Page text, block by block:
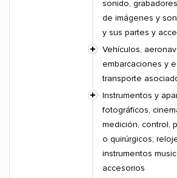
sonido,
de imágenes y
y sus partes y
Vehículos,
embarcaciones y
transporte
Instrumentos y
fotográficos,
medición, control,
o quirúrgicos;
instrumentos
accesorios